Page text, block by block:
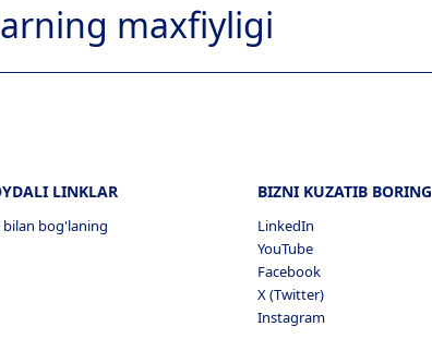
siz buni turli xil brauzerlarda qanday qilish haqida
www.aboutcookies.org saytiga tashrif
maxfiyligi
LINKLAR
bilan bog'laning
BIZNI KUZATIB BORING
LinkedIn
YouTube
Facebook
X (Twitter)
Instagram